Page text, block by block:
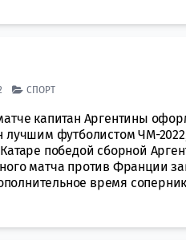
СПОРТ
капитан Аргентины
лучшим футболистом ЧМ-
победой сборной
матча против Франции
время